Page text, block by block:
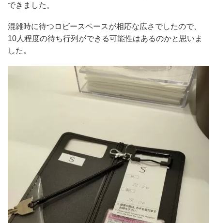
できました。
混雑時に待つロビースペースが相応な広さでしたので、
10人程度の待ち行列ができる可能性はあるのかと思いま
した。